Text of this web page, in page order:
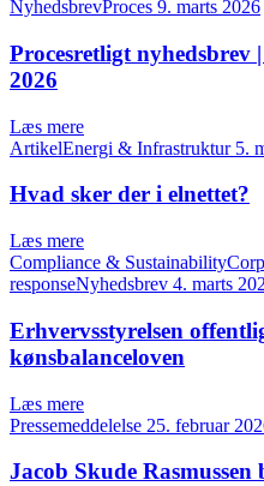
NyhedsbrevProces 9. marts 2026
Procesretligt nyhedsbrev
2026
Læs mere
ArtikelEnergi & Infrastruktur 5.
Hvad sker der i elnettet?
Læs mere
Compliance &
responseNyhedsbrev 4. marts
Erhvervsstyrelsen
kønsbalanceloven
Læs mere
Pressemeddelelse 25. februar
Jacob Skude